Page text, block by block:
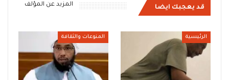
قد يعجبك ايضا المزيد عن المؤلف
الرئيسية المنوعات والثقافة